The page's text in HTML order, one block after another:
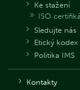
Ke stažení
ISO
Sledujte nás
Etický kodex
Politika IMS
Kontakty